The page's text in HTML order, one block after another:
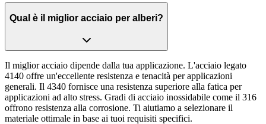
Qual è il miglior acciaio per alberi?
Il miglior acciaio dipende dalla tua applicazione. L'acciaio legato
4140 offre un'eccellente resistenza e tenacità per applicazioni
generali. Il 4340 fornisce una resistenza superiore alla fatica per
applicazioni ad alto stress. Gradi di acciaio inossidabile come il 316
offrono resistenza alla corrosione. Ti aiutiamo a selezionare il
materiale ottimale in base ai tuoi requisiti specifici.